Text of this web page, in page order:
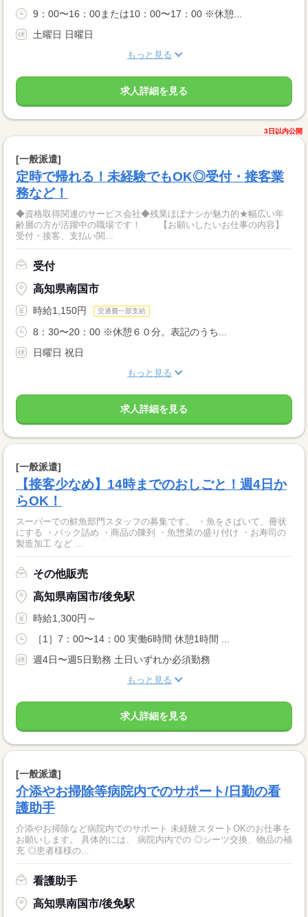
9：00〜16：00または10：00〜17：00 ※休憩...
土曜日 日曜日
もっと見る
求人詳細を見る
3日以内公開
[一般派遣]
定時で帰れる！未経験でもOK◎受付・接客業
務など！
◆資格取得関連のサービス会社◆残業ほぼナシが魅力的★幅広い年
齢層の方が活躍中の職場です！ 【お願いしたいお仕事の内容】
受付・接客、支払い関...
受付
高知県南国市
時給1,150円 交通費一部支給
8：30〜20：00 ※休憩６０分。表記のうち...
日曜日 祝日
もっと見る
求人詳細を見る
[一般派遣]
【接客少なめ】14時までのおしごと！週4日か
らOK！
スーパーでの鮮魚部門スタッフの募集です。 ・魚をさばいて、冊状
にする ・パック詰め ・商品の陳列 ・魚惣菜の盛り付け ・お寿司の
製造加工 など ...
その他販売
高知県南国市/後免駅
時給1,300円～
［1］7：00〜14：00 実働6時間 休憩1時間 ...
週4日〜週5日勤務 土日いずれか必須勤務
もっと見る
求人詳細を見る
[一般派遣]
介添やお掃除等病院内でのサポート/日勤の看
護助手
介添やお掃除など病院内でのサポート 未経験スタートOKのお仕事を
お願いします。 具体的には、 病院内内での ◎シーツ交換、物品の補
充 ◎患者様様の...
看護助手
高知県南国市/後免駅